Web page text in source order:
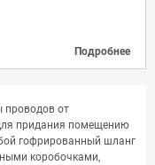
Подробнее
проводов от
придания помещению
гофрированный шланг
коробочками,